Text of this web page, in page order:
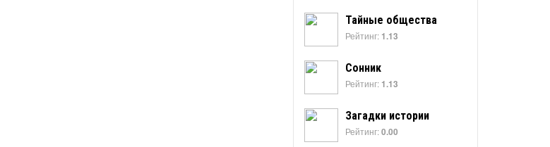
Тайные общества
Рейтинг: 1.13
Сонник
Рейтинг: 1.13
Загадки истории
Рейтинг:0.00